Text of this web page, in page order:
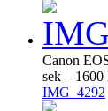
Canon
sek – 1600
IMG_4292